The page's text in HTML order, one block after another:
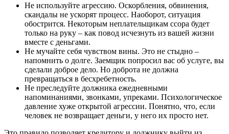
Не используйте агрессию. Оскорбления, обвинения,
скандалы не ускорят процесс. Наоборот, ситуация
обострится. Некоторым неплательщикам ссора будет
только на руку – как повод исчезнуть из вашей жизни
вместе с деньгами.
Не мучайте себя чувством вины. Это не стыдно –
напомнить о долге. Заемщик попросил вас об услуге, вы
сделали доброе дело. Но доброта не должна
превращаться в бесхребетность.
Не преследуйте должника ежедневными
напоминаниями, звонками, упреками. Психологическое
давление хуже открытой агрессии. Понятно, что, если
человек не возвращает деньги, у него их просто нет.